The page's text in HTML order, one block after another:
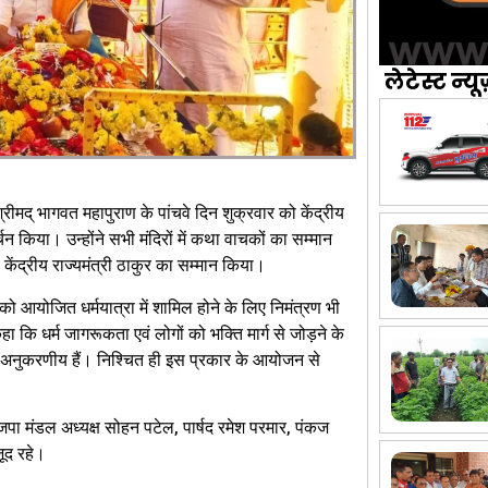
भागवत महापुराण के पांचवे दिन शुक्रवार को केंद्रीय
किया। उन्होंने सभी मंदिरों में कथा वाचकों का सम्मान
केंद्रीय राज्यमंत्री ठाकुर का सम्मान किया।
आयोजित धर्मयात्रा में शामिल होने के लिए निमंत्रण भी
कि धर्म जागरूकता एवं लोगों को भक्ति मार्ग से जोड़ने के
अनुकरणीय हैं। निश्चित ही इस प्रकार के आयोजन से
मंडल अध्यक्ष सोहन पटेल, पार्षद रमेश परमार, पंकज
रहे।
लेटेस्ट